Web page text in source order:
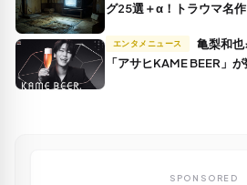
グ25選＋α！トラウマ名
エンタメニュース
「アサヒKAME BEER」
SPONSORED